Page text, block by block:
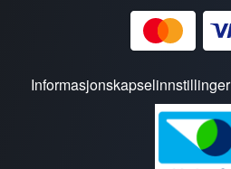
Informasjonskapselinnstillinger